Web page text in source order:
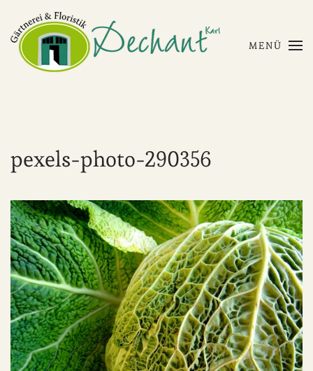
Skip to main content MENÜ
pexels-photo-290356